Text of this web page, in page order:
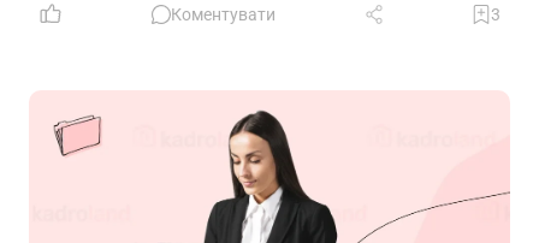
переміщення? Чи потрібно вносити записи до
зміною істотних умов праці? Наприклад, працівник
був обліковцем тваринного комплексу, а після
перейменування працює у свинофермі.
Коментувати
3